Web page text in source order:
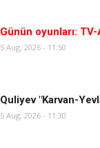
Günün oyunları:
5 Aug, 2026 - 11:50
Quliyev "Karvan-
5 Aug, 2026 - 11:30